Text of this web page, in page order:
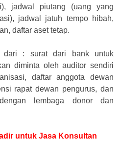
jadwal piutang (uang yang
jadwal jatuh tempo hibah,
daftar aset tetap.
dari : surat dari bank untuk
diminta oleh auditor sendiri
daftar anggota dewan
rapat dewan pengurus, dan
lembaga donor dan
untuk Jasa Konsultan